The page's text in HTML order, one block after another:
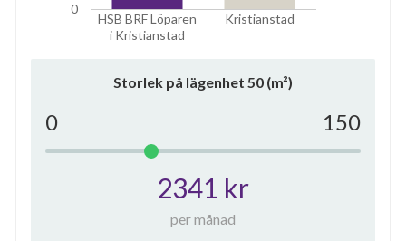
HSB BRF Löparen
i Kristianstad
Kristianstad
0
Storlek på lägenhet 50 (m²)
0 150
2341 kr
per månad